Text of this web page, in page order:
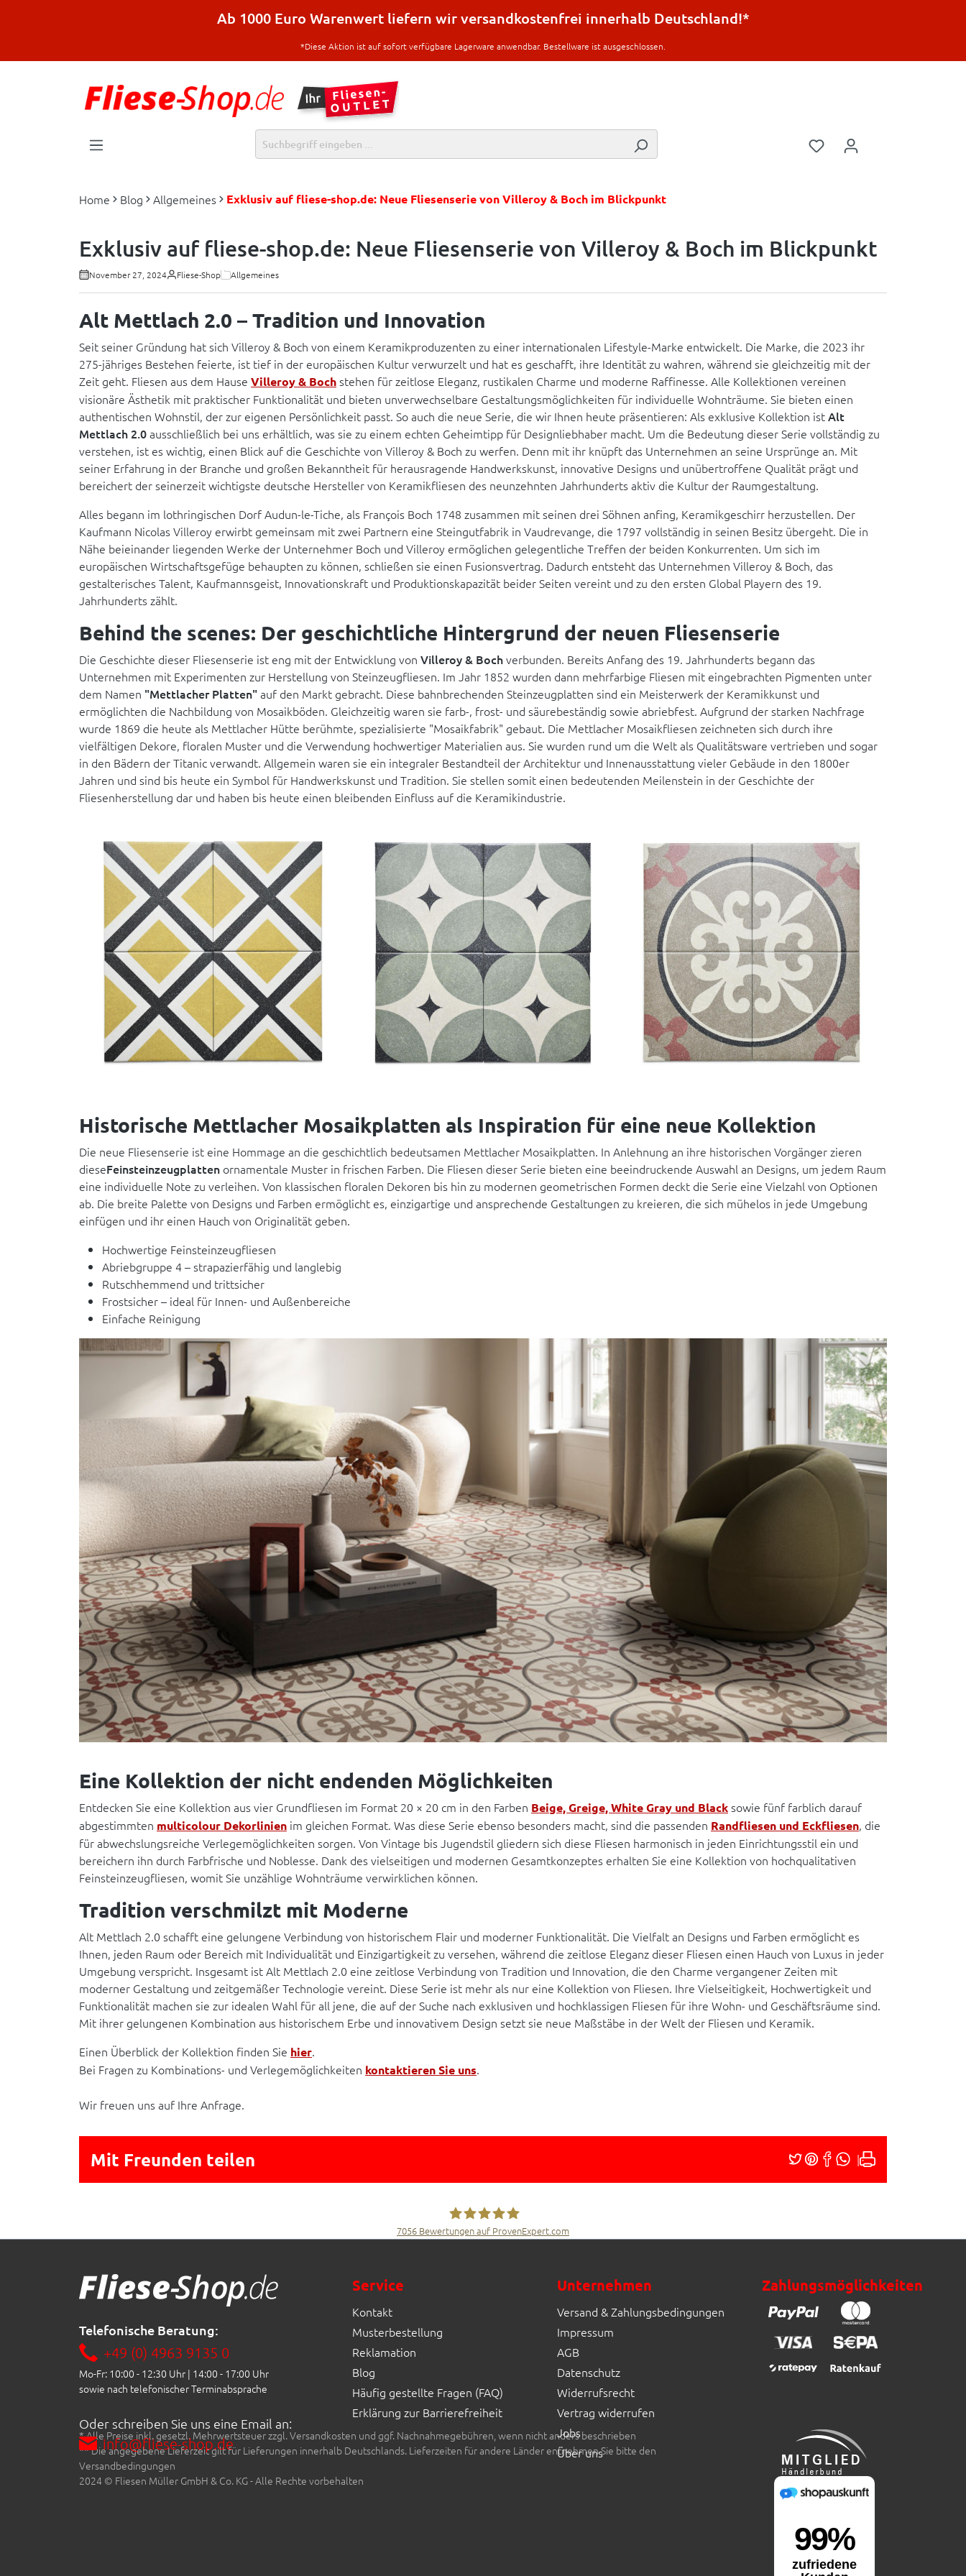
Ab 1000 Euro Warenwert liefern wir versandkostenfrei innerhalb Deutschland!*
*Diese Aktion ist auf sofort verfügbare Lagerware anwendbar. Bestellware ist ausgeschlossen.
Home Blog Allgemeines Exklusiv auf fliese-shop.de: Neue Fliesenserie von Villeroy & Boch im Blickpunkt
Exklusiv auf fliese-shop.de: Neue Fliesenserie von Villeroy & Boch im Blickpunkt
November 27, 2024 Fliese-Shop Allgemeines
Alt Mettlach 2.0 – Tradition und Innovation
Seit seiner Gründung hat sich Villeroy & Boch von einem Keramikproduzenten zu einer internationalen Lifestyle-Marke entwickelt. Die Marke, die 2023 ihr
275-jähriges Bestehen feierte, ist tief in der europäischen Kultur verwurzelt und hat es geschafft, ihre Identität zu wahren, während sie gleichzeitig mit der
Zeit geht. Fliesen aus dem Hause Villeroy & Bochstehen für zeitlose Eleganz, rustikalen Charme und moderne Raffinesse. Alle Kollektionen vereinen
visionäre Ästhetik mit praktischer Funktionalität und bieten unverwechselbare Gestaltungsmöglichkeiten für individuelle Wohnträume. Sie bieten einen
authentischen Wohnstil, der zur eigenen Persönlichkeit passt. So auch die neue Serie, die wir Ihnen heute präsentieren: Als exklusive Kollektion istAlt
Mettlach 2.0ausschließlich bei uns erhältlich, was sie zu einem echten Geheimtipp für Designliebhaber macht. Um die Bedeutung dieser Serie vollständig zu
verstehen, ist es wichtig, einen Blick auf die Geschichte von Villeroy & Boch zu werfen. Denn mit ihr knüpft das Unternehmen an seine Ursprünge an. Mit
seiner Erfahrung in der Branche und großen Bekanntheit für herausragende Handwerkskunst, innovative Designs und unübertroffene Qualität prägt und
bereichert der seinerzeit wichtigste deutsche Hersteller von Keramikfliesen des neunzehnten Jahrhunderts aktiv die Kultur der Raumgestaltung.
Alles begann im lothringischen Dorf Audun-le-Tiche, als François Boch 1748 zusammen mit seinen drei Söhnen anfing, Keramikgeschirr herzustellen. Der
Kaufmann Nicolas Villeroy erwirbt gemeinsam mit zwei Partnern eine Steingutfabrik in Vaudrevange, die 1797 vollständig in seinen Besitz übergeht. Die in
Nähe beieinander liegenden Werke der Unternehmer Boch und Villeroy ermöglichen gelegentliche Treffen der beiden Konkurrenten. Um sich im
europäischen Wirtschaftsgefüge behaupten zu können, schließen sie einen Fusionsvertrag. Dadurch entsteht das Unternehmen Villeroy & Boch, das
gestalterisches Talent, Kaufmannsgeist, Innovationskraft und Produktionskapazität beider Seiten vereint und zu den ersten Global Playern des 19.
Jahrhunderts zählt.
Behind the scenes: Der geschichtliche Hintergrund der neuen Fliesenserie
Die Geschichte dieser Fliesenserie ist eng mit der Entwicklung von Villeroy & Bochverbunden. Bereits Anfang des 19. Jahrhunderts begann das
Unternehmen mit Experimenten zur Herstellung von Steinzeugfliesen. Im Jahr 1852 wurden dann mehrfarbige Fliesen mit eingebrachten Pigmenten unter
dem Namen "Mettlacher Platten"auf den Markt gebracht. Diese bahnbrechenden Steinzeugplatten sind ein Meisterwerk der Keramikkunst und
ermöglichten die Nachbildung von Mosaikböden. Gleichzeitig waren sie farb-, frost- und säurebeständig sowie abriebfest. Aufgrund der starken Nachfrage
wurde 1869 die heute als Mettlacher Hütte berühmte, spezialisierte "Mosaikfabrik" gebaut. Die Mettlacher Mosaikfliesen zeichneten sich durch ihre
vielfältigen Dekore, floralen Muster und die Verwendung hochwertiger Materialien aus. Sie wurden rund um die Welt als Qualitätsware vertrieben und sogar
in den Bädern der Titanic verwandt. Allgemein waren sie ein integraler Bestandteil der Architektur und Innenausstattung vieler Gebäude in den 1800er
Jahren und sind bis heute ein Symbol für Handwerkskunst und Tradition. Sie stellen somit einen bedeutenden Meilenstein in der Geschichte der
Fliesenherstellung dar und haben bis heute einen bleibenden Einfluss auf die Keramikindustrie.
Historische Mettlacher Mosaikplatten als Inspiration für eine neue Kollektion
Die neue Fliesenserie ist eine Hommage an die geschichtlich bedeutsamen Mettlacher Mosaikplatten. In Anlehnung an ihre historischen Vorgänger zieren
dieseFeinsteinzeugplatten ornamentale Muster in frischen Farben. Die Fliesen dieser Serie bieten eine beeindruckende Auswahl an Designs, um jedem Raum
eine individuelle Note zu verleihen. Von klassischen floralen Dekoren bis hin zu modernen geometrischen Formen deckt die Serie eine Vielzahl von Optionen
ab. Die breite Palette von Designs und Farben ermöglicht es, einzigartige und ansprechende Gestaltungen zu kreieren, die sich mühelos in jede Umgebung
einfügen und ihr einen Hauch von Originalität geben.
Hochwertige Feinsteinzeugfliesen
Abriebgruppe 4 – strapazierfähig und langlebig
Rutschhemmend und trittsicher
Frostsicher – ideal für Innen- und Außenbereiche
Einfache Reinigung
Eine Kollektion der nicht endenden Möglichkeiten
Entdecken Sie eine Kollektion aus vier Grundfliesen im Format 20 × 20 cm in den Farben Beige, Greige, White Gray und Blacksowie fünf farblich darauf
abgestimmten multicolour Dekorlinien im gleichen Format. Was diese Serie ebenso besonders macht, sind die passenden Randfliesen und Eckfliesen, die
für abwechslungsreiche Verlegemöglichkeiten sorgen. Von Vintage bis Jugendstil gliedern sich diese Fliesen harmonisch in jeden Einrichtungsstil ein und
bereichern ihn durch Farbfrische und Noblesse. Dank des vielseitigen und modernen Gesamtkonzeptes erhalten Sie eine Kollektion von hochqualitativen
Feinsteinzeugfliesen, womit Sie unzählige Wohnträume verwirklichen können.
Tradition verschmilzt mit Moderne
Alt Mettlach 2.0 schafft eine gelungene Verbindung von historischem Flair und moderner Funktionalität. Die Vielfalt an Designs und Farben ermöglicht es
Ihnen, jeden Raum oder Bereich mit Individualität und Einzigartigkeit zu versehen, während die zeitlose Eleganz dieser Fliesen einen Hauch von Luxus in jeder
Umgebung verspricht. Insgesamt ist Alt Mettlach 2.0 eine zeitlose Verbindung von Tradition und Innovation, die den Charme vergangener Zeiten mit
moderner Gestaltung und zeitgemäßer Technologie vereint. Diese Serie ist mehr als nur eine Kollektion von Fliesen. Ihre Vielseitigkeit, Hochwertigkeit und
Funktionalität machen sie zur idealen Wahl für all jene, die auf der Suche nach exklusiven und hochklassigen Fliesen für ihre Wohn- und Geschäftsräume sind.
Mit ihrer gelungenen Kombination aus historischem Erbe und innovativem Design setzt sie neue Maßstäbe in der Welt der Fliesen und Keramik.
Einen Überblick der Kollektion finden Sie hier.
Bei Fragen zu Kombinations- und Verlegemöglichkeiten kontaktieren Sie uns.
Wir freuen uns auf Ihre Anfrage.
Mit Freunden teilen
7056 Bewertungen auf ProvenExpert.com
Telefonische Beratung:
+49 (0) 4963 9135 0
Mo-Fr: 10:00 - 12:30 Uhr | 14:00 - 17:00 Uhr
sowie nach telefonischer Terminabsprache
Oder schreiben Sie uns eine Email an:
info@fliese-shop.de
Service
Kontakt
Musterbestellung
Reklamation
Blog
Häufig gestellte Fragen (FAQ)
Erklärung zur Barrierefreiheit
Unternehmen
Versand & Zahlungsbedingungen
Impressum
AGB
Datenschutz
Widerrufsrecht
Vertrag widerrufen
Jobs
Über uns
Zahlungsmöglichkeiten
* Alle Preise inkl. gesetzl. Mehrwertsteuer zzgl. Versandkosten und ggf. Nachnahmegebühren, wenn nicht anders beschrieben
** Die angegebene Lieferzeit gilt für Lieferungen innerhalb Deutschlands. Lieferzeiten für andere Länder entnehmen Sie bitte den
Versandbedingungen
2024 © Fliesen Müller GmbH & Co. KG - Alle Rechte vorbehalten